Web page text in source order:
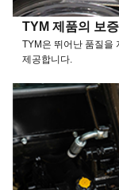
TYM 제품의 보
TYM은 뛰어난 품질을
제공합니다.